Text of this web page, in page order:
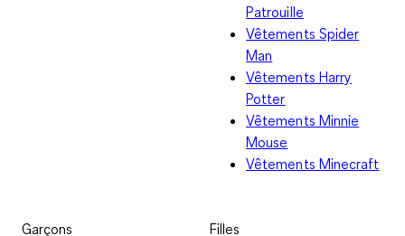
Patrouille
Vêtements Spider
Man
Vêtements Harry
Potter
Vêtements Minnie
Mouse
Vêtements Minecraft
Garçons
Filles